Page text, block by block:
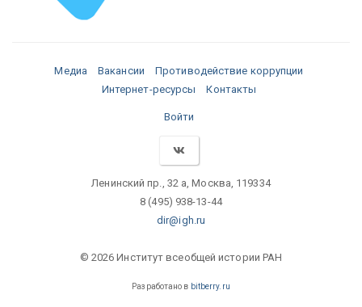
Медиа Вакансии
Противодействие коррупции
Интернет-ресурсы
Контакты
Войти
Ленинский пр., 32 а, Москва, 119334
8 (495) 938-13-44
dir@igh.ru
© 2026 Институт всеобщей истории РАН
Разработано в bitberry.ru